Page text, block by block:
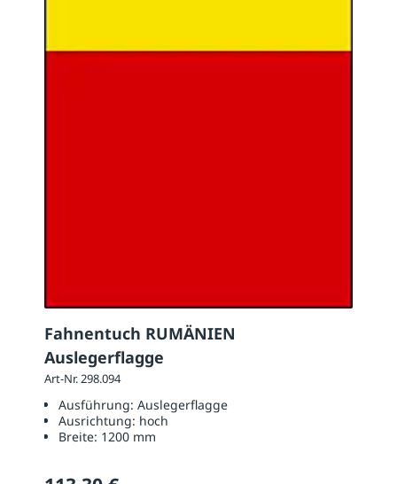
Fahnentuch RUMÄNIEN
Auslegerflagge
Art-Nr. 298.094
Ausführung: Auslegerflagge
Ausrichtung: hoch
Breite: 1200 mm